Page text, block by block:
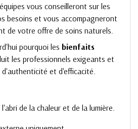
vous conseilleront sur les
besoins et vous accompagneront
de votre offre de soins naturels.
pourquoi les bienfaits
les professionnels exigeants et
et d'efficacité.
de la chaleur et de la lumière.